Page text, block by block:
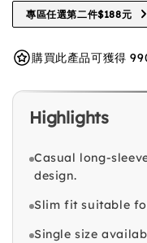
專區任選第二件$188元
購買此產品可獲得
Highlights
Casual long-
design.
Slim fit suitable
Single size